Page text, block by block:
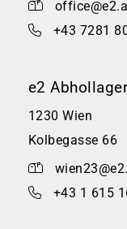
+43 7281
e2
1230 Wien
Kolbegasse 66
+43 1 615